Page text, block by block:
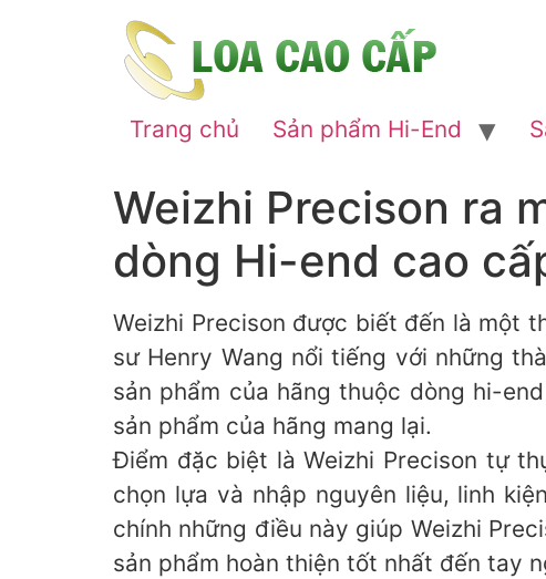
Trang chủ Sản phẩm Hi-End
Weizhi Precison ra
dòng Hi-end cao
Weizhi Precison được biết đến là một
sư Henry Wang nổi tiếng với những
sản phẩm của hãng thuộc dòng hi-
sản phẩm của hãng mang lại.
Điểm đặc biệt là Weizhi Precison tự
chọn lựa và nhập nguyên liệu, linh
chính những điều này giúp Weizhi
sản phẩm hoàn thiện tốt nhất đến tay